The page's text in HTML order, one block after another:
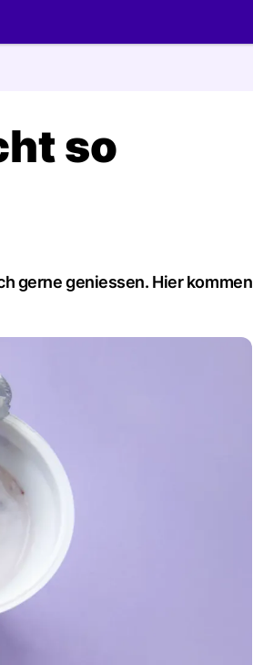
so
gerne geniessen. Hier kommen